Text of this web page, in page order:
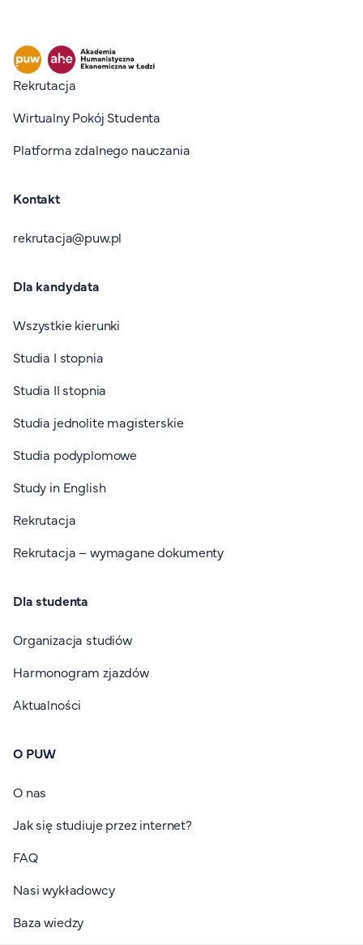
Stopka I
Rekrutacja
Wirtualny Pokój Studenta
Platforma zdalnego nauczania
Kontakt
rekrutacja@puw.pl
Dla kandydata
Wszystkie kierunki
Studia I stopnia
Studia II stopnia
Studia jednolite magisterskie
Studia podyplomowe
Study in English
Rekrutacja
Rekrutacja – wymagane dokumenty
Dla studenta
Organizacja studiów
Harmonogram zjazdów
Aktualności
O PUW
O nas
Jak się studiuje przez internet?
FAQ
Nasi wykładowcy
Baza wiedzy